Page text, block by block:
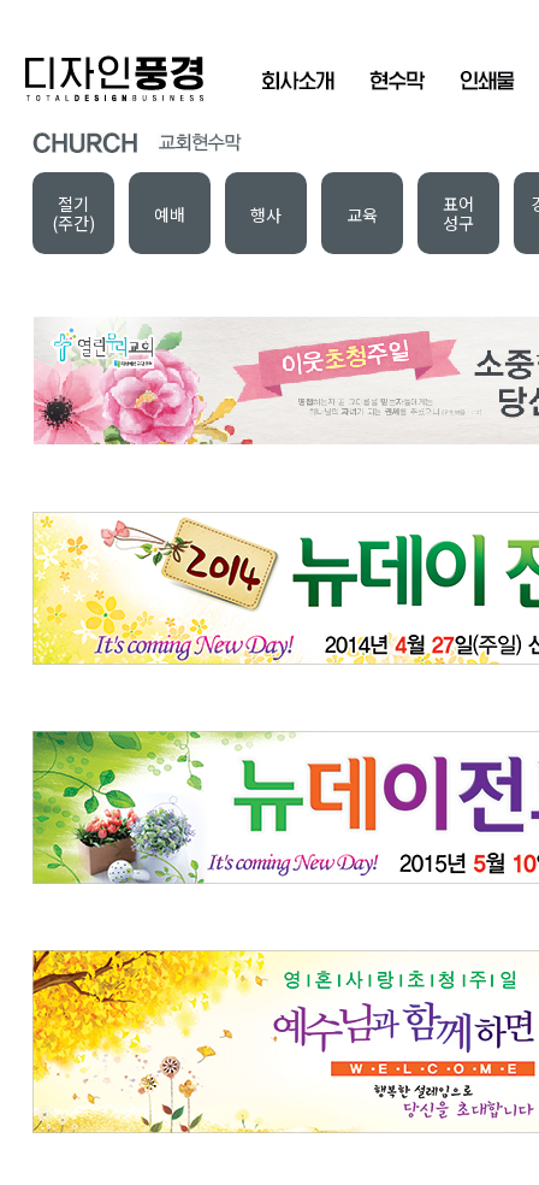
절기
(주간)
예배 행사 교육
표어
성구